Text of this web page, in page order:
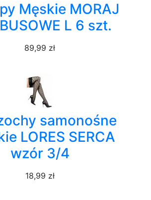
Męskie MORAJ
L 6 szt.
89,99 zł
samonośne
LORES SERCA
wzór 3/4
18,99 zł